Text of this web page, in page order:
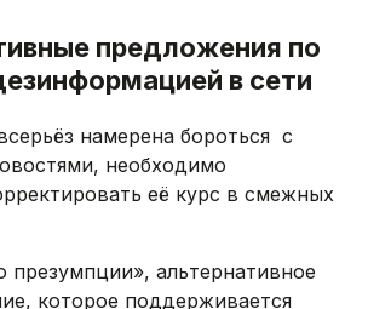
предложения по
в сети
намерена бороться с
необходимо
её курс в смежных
презумпции», альтернативное
которое поддерживается